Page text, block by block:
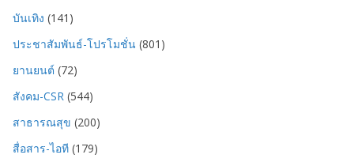
บันเทิง (141)
ประชาสัมพันธ์-โปรโมชั่น (801)
ยานยนต์ (72)
สังคม-CSR (544)
สาธารณสุข (200)
สื่อสาร-ไอที (179)